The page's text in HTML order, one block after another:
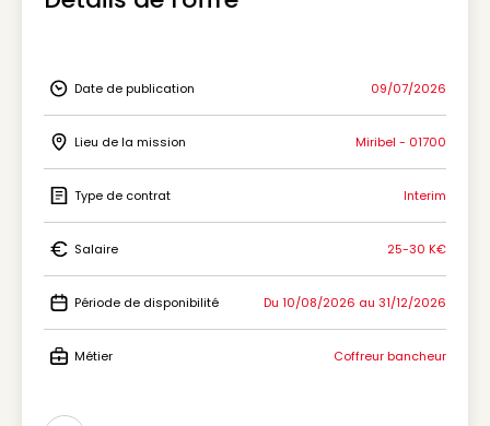
Icon Date de publication
Date de publication 09/07/2026
Icon Lieu de la mission
Lieu de la mission Miribel - 01700
Icon Type de contrat
Type de contrat Interim
Icon Salaire
Salaire 25-30 K€
Icon Période de disponibilité
Période de disponibilité Du 10/08/2026 au 31/12/2026
Métier Coffreur bancheur